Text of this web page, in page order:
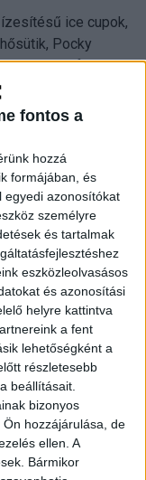
fontos a
hozzá
formájában, és
egyedi azonosítókat
személyre
és tartalmak
eszközleolvasásos
és azonosítási
helyre kattintva
a fent
lehetőségként a
részletesebb
beállításait.
bizonyos
hozzájárulása, de
ellen. A
Bármikor
ice cupok,
Pocky
limitált, külföldi
fontos
tartalmakból
eddig
és kipróbálni.
eleme a
lehetőség. A
és az
is
készíthetik és
a vásárlást
különösen jól
kipróbálás, az